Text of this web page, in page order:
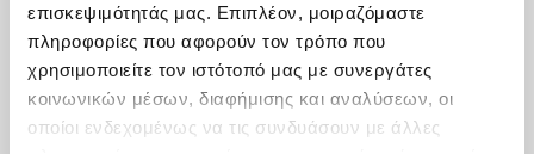
επισκεψιμότητάς μας. Επιπλέον, μοιραζόμαστε
πληροφορίες που αφορούν τον τρόπο που
χρησιμοποιείτε τον ιστότοπό μας με συνεργάτες
κοινωνικών μέσων, διαφήμισης και αναλύσεων, οι
οποίοι ενδεχομένως να τις συνδυάσουν με άλλες
Δηλώνω ότι:
Συμφωνώ ότι η εταιρεία Karenta A.E. μπορεί
να χρησιμοποιεί τα ανωτέρω προσωπικά μου